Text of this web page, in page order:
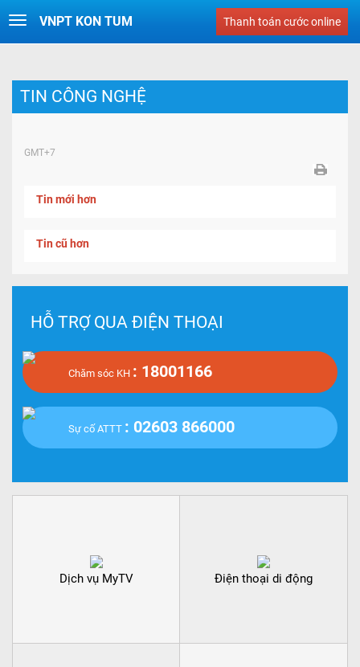
Thanh toán cước online
Toggle
navigation
VNPT KON TUM
TIN CÔNG NGHỆ
GMT+7
Tin mới hơn
Tin cũ hơn
HỖ TRỢ QUA ĐIỆN THOẠI
Chăm sóc KH : 18001166
Sự cố ATTT : 02603 866000
Dịch vụ MyTV Điện thoại di động